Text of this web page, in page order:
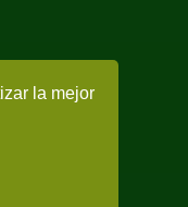
la mejor